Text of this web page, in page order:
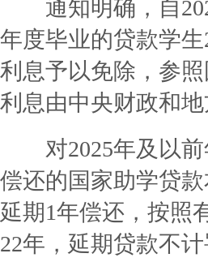
通知明确，自
年度毕业的贷款学
利息予以免除，参
利息由中央财政和
对2025年及以前
偿还的国家助学贷
延期1年偿还，按照
22年，延期贷款不